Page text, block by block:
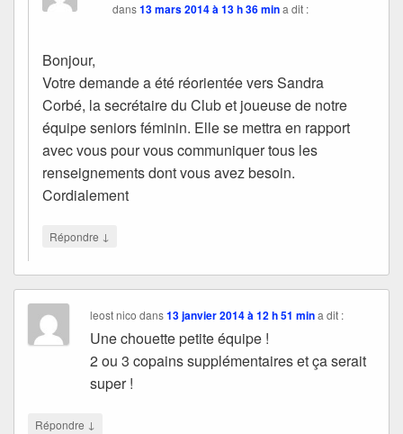
dans13 mars 2014 à 13 h 36 mina dit :
Bonjour,
Votre demande a été réorientée vers Sandra
Corbé, la secrétaire du Club et joueuse de notre
équipe seniors féminin. Elle se mettra en rapport
avec vous pour vous communiquer tous les
renseignements dont vous avez besoin.
Cordialement
Répondre ↓
leost nico dans13 janvier 2014 à 12 h 51 min a dit :
Une chouette petite équipe !
2 ou 3 copains supplémentaires et ça serait
super !
Répondre ↓